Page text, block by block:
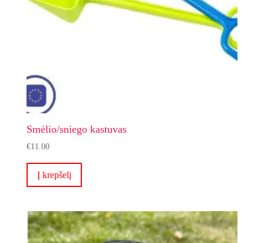
Smėlio/sniego kastuvas
€11.00
Į krepšelį